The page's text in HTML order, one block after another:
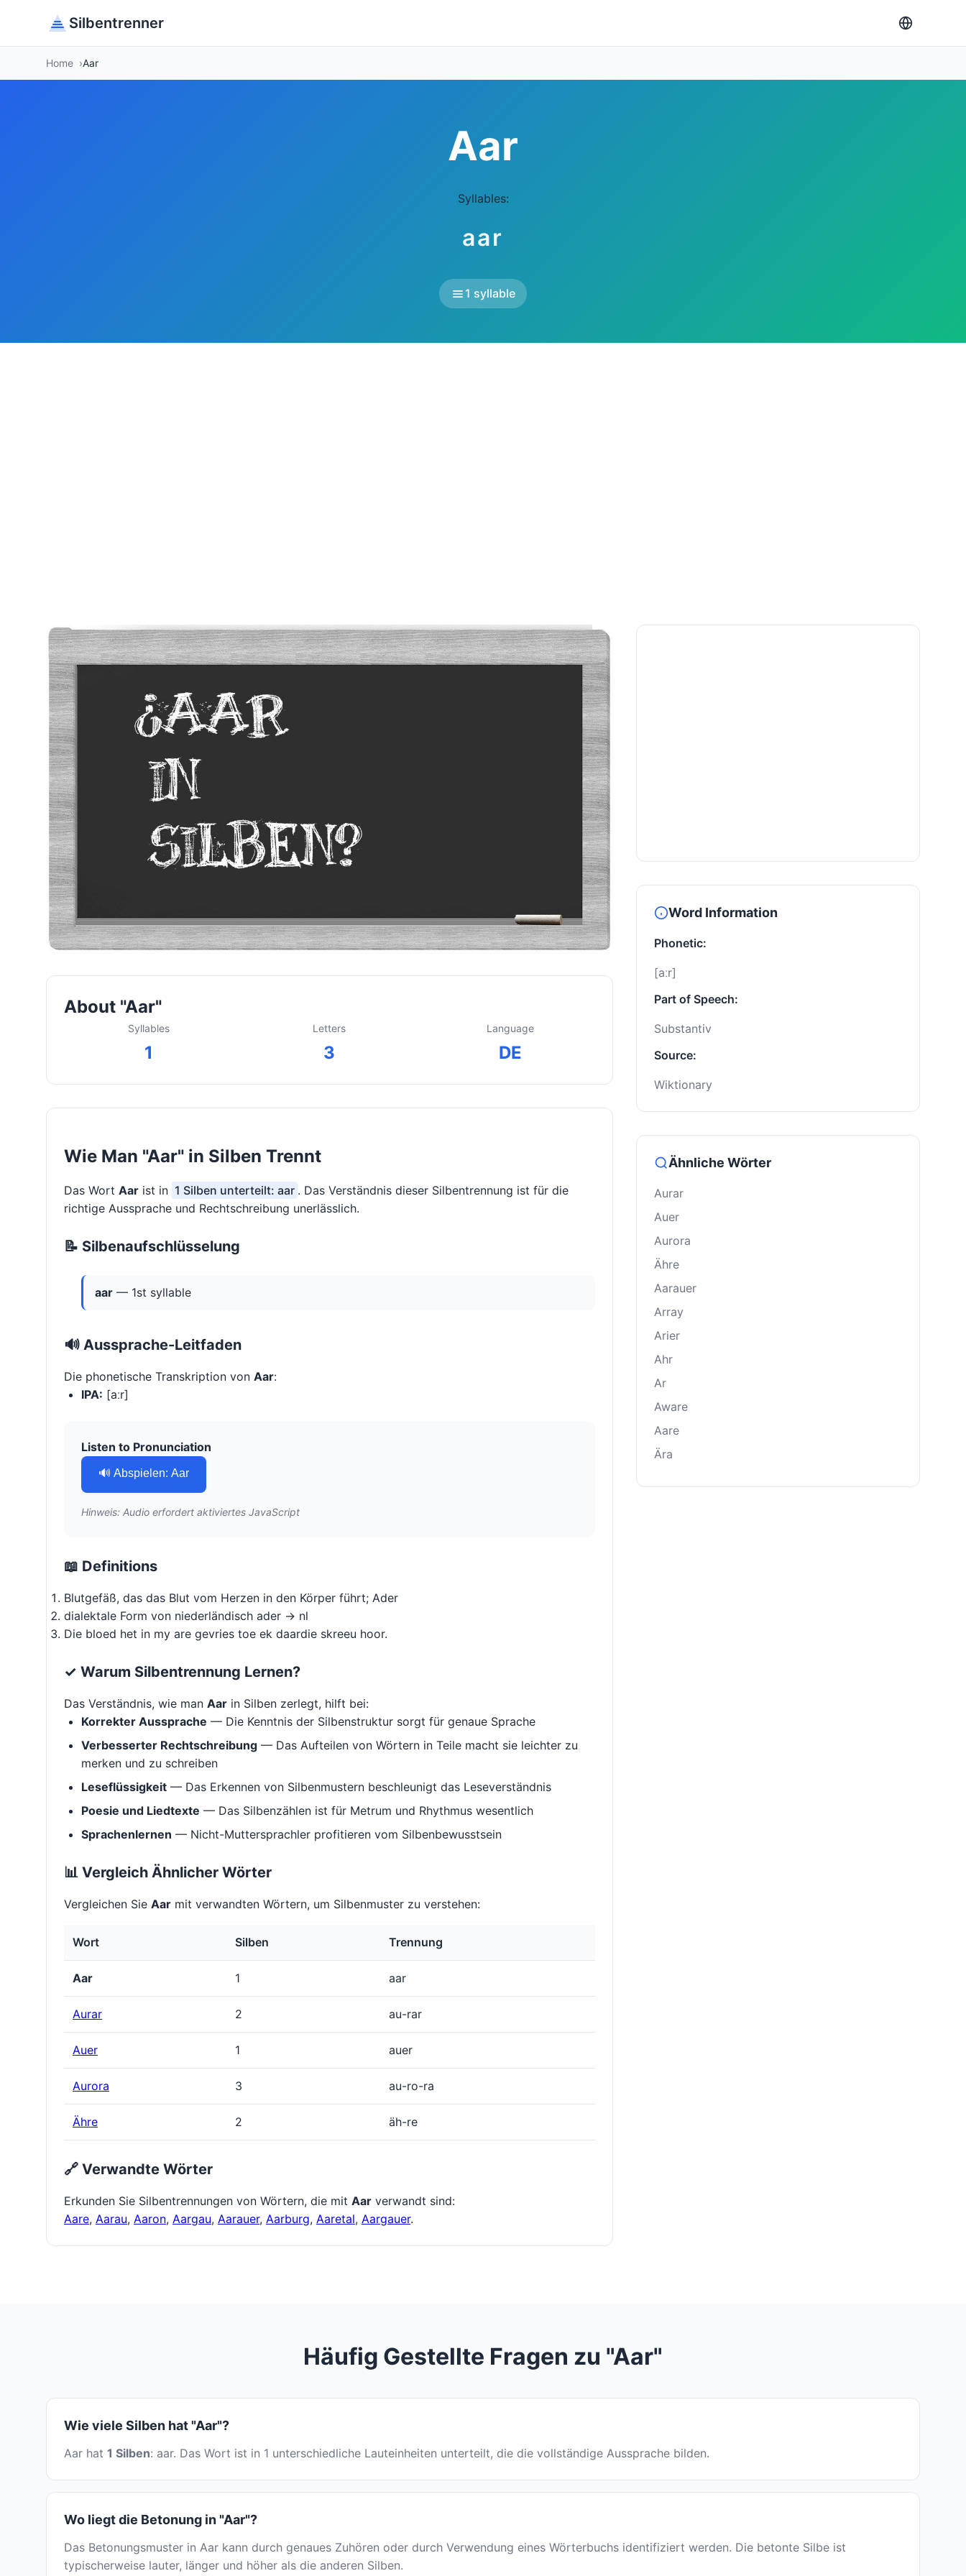
Silbentrenner
Home Aar
Aar
Syllables:
aar
1 syllable
About "Aar"
Syllables
1
Letters
3
Language
DE
Wie Man "Aar" in Silben Trennt
Das Wort Aar ist in 1 Silben unterteilt: aar . Das Verständnis dieser Silbentrennung ist für die
richtige Aussprache und Rechtschreibung unerlässlich.
📝 Silbenaufschlüsselung
aar — 1st syllable
🔊 Aussprache-Leitfaden
Die phonetische Transkription von Aar:
IPA: [aːr]
Listen to Pronunciation
🔊 Abspielen: Aar
Hinweis: Audio erfordert aktiviertes JavaScript
📖 Definitions
Blutgefäß, das das Blut vom Herzen in den Körper führt; Ader
dialektale Form von niederländisch ader → nl
Die bloed het in my are gevries toe ek daardie skreeu hoor.
✓ Warum Silbentrennung Lernen?
Das Verständnis, wie man Aar in Silben zerlegt, hilft bei:
Korrekter Aussprache — Die Kenntnis der Silbenstruktur sorgt für genaue Sprache
Verbesserter Rechtschreibung — Das Aufteilen von Wörtern in Teile macht sie leichter zu
merken und zu schreiben
Leseflüssigkeit — Das Erkennen von Silbenmustern beschleunigt das Leseverständnis
Poesie und Liedtexte — Das Silbenzählen ist für Metrum und Rhythmus wesentlich
Sprachenlernen — Nicht-Muttersprachler profitieren vom Silbenbewusstsein
📊 Vergleich Ähnlicher Wörter
Vergleichen Sie Aar mit verwandten Wörtern, um Silbenmuster zu verstehen:
Wort Silben Trennung
Aar 1 aar
Aurar 2 au-rar
Auer 1 auer
Aurora 3 au-ro-ra
Ähre 2 äh-re
🔗 Verwandte Wörter
Erkunden Sie Silbentrennungen von Wörtern, die mit Aar verwandt sind:
Aare, Aarau, Aaron, Aargau, Aarauer, Aarburg, Aaretal, Aargauer.
Word Information
Phonetic:
[aːr]
Part of Speech:
Substantiv
Source:
Wiktionary
Ähnliche Wörter
Aurar
Auer
Aurora
Ähre
Aarauer
Array
Arier
Ahr
Ar
Aware
Aare
Ära
Häufig Gestellte Fragen zu "Aar"
Wie viele Silben hat "Aar"?
Aar hat 1 Silben: aar. Das Wort ist in 1 unterschiedliche Lauteinheiten unterteilt, die die vollständige Aussprache bilden.
Wo liegt die Betonung in "Aar"?
Das Betonungsmuster in Aar kann durch genaues Zuhören oder durch Verwendung eines Wörterbuchs identifiziert werden. Die betonte Silbe ist
typischerweise lauter, länger und höher als die anderen Silben.